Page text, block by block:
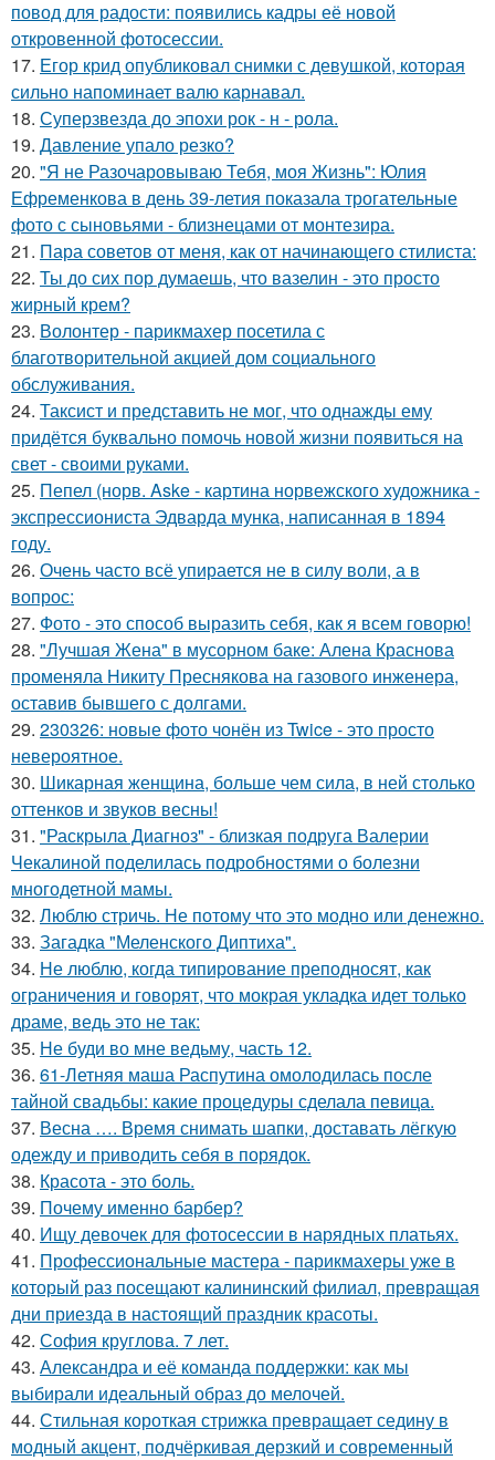
повод для радости: появились кадры её новой
откровенной фотосессии.
17. Егор крид опубликовал снимки с девушкой, которая
сильно напоминает валю карнавал.
18. Суперзвезда до эпохи рок - н - рола.
19. Давление упало резко?
20. "Я не Разочаровываю Тебя, моя Жизнь": Юлия
Ефременкова в день 39-летия показала трогательные
фото с сыновьями - близнецами от монтезира.
21. Пара советов от меня, как от начинающего стилиста:
22. Ты до сих пор думаешь, что вазелин - это просто
жирный крем?
23. Волонтер - парикмахер посетила с
благотворительной акцией дом социального
обслуживания.
24. Таксист и представить не мог, что однажды ему
придётся буквально помочь новой жизни появиться на
свет - своими руками.
25. Пепел (норв. Aske - картина норвежского художника -
экспрессиониста Эдварда мунка, написанная в 1894
году.
26. Очень часто всё упирается не в силу воли, а в
вопрос:
27. Фото - это способ выразить себя, как я всем говорю!
28. "Лучшая Жена" в мусорном баке: Алена Краснова
променяла Никиту Преснякова на газового инженера,
оставив бывшего с долгами.
29. 230326: новые фото чонён из Twice - это просто
невероятное.
30. Шикарная женщина, больше чем сила, в ней столько
оттенков и звуков весны!
31. "Раскрыла Диагноз" - близкая подруга Валерии
Чекалиной поделилась подробностями о болезни
многодетной мамы.
32. Люблю стричь. Не потому что это модно или денежно.
33. Загадка "Меленского Диптиха".
34. Не люблю, когда типирование преподносят, как
ограничения и говорят, что мокрая укладка идет только
драме, ведь это не так:
35. Не буди во мне ведьму, часть 12.
36. 61-Летняя маша Распутина омолодилась после
тайной свадьбы: какие процедуры сделала певица.
37. Весна …. Время снимать шапки, доставать лёгкую
одежду и приводить себя в порядок.
38. Красота - это боль.
39. Почему именно барбер?
40. Ищу девочек для фотосессии в нарядных платьях.
41. Профессиональные мастера - парикмахеры уже в
который раз посещают калининский филиал, превращая
дни приезда в настоящий праздник красоты.
42. София круглова. 7 лет.
43. Александра и её команда поддержки: как мы
выбирали идеальный образ до мелочей.
44. Стильная короткая стрижка превращает седину в
модный акцент, подчёркивая дерзкий и современный